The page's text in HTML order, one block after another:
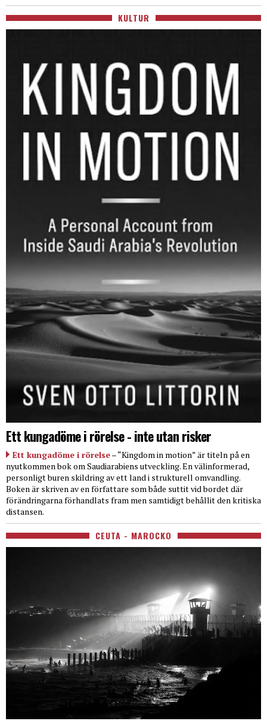
KULTUR
Ett kungadöme i rörelse - inte utan risker
Ett kungadöme i rörelse– “Kingdom in motion” är titeln på en
nyutkommen bok om Saudiarabiens utveckling. En välinformerad,
personligt buren skildring av ett land i strukturell omvandling.
Boken är skriven av en författare som både suttit vid bordet där
förändringarna förhandlats fram men samtidigt behållit den kritiska
distansen.
CEUTA - MAROCKO